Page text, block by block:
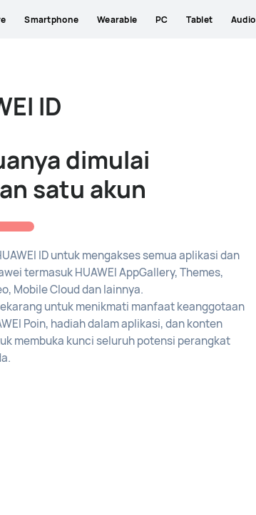
Smartphone Wearable PC Tablet Audio
ID
dimulai
satu akun
ID untuk mengakses semua aplikasi dan
termasuk HUAWEI AppGallery, Themes,
Mobile Cloud dan lainnya.
untuk menikmati manfaat keanggotaan
Poin, hadiah dalam aplikasi, dan konten
membuka kunci seluruh potensi perangkat